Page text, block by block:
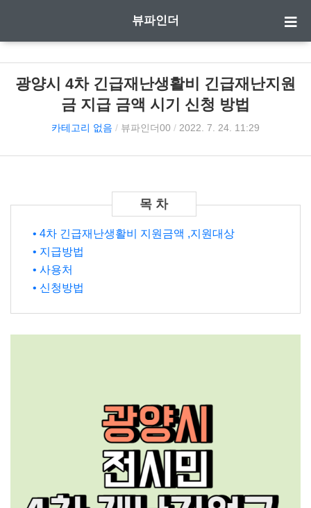
뷰파인더
광양시 4차 긴급재난생활비 긴급재난지원
금 지급 금액 시기 신청 방법
카테고리 없음 / 뷰파인더00 / 2022. 7. 24. 11:29
• 4차 긴급재난생활비 지원금액 ,지원대상
• 지급방법
• 사용처
• 신청방법